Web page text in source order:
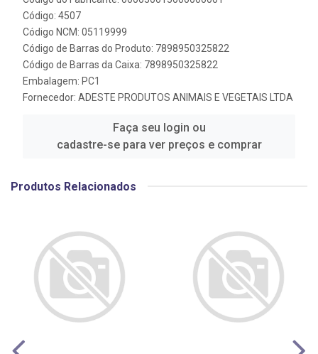
Código: 4507
Código NCM: 05119999
Código de Barras do Produto: 7898950325822
Código de Barras da Caixa: 7898950325822
Embalagem: PC1
Fornecedor: ADESTE PRODUTOS ANIMAIS E VEGETAIS LTDA
Faça seu login ou
cadastre-se para ver preços e comprar
Produtos Relacionados